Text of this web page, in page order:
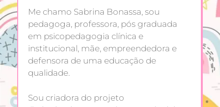
Me chamo Sabrina Bonassa, sou
pedagoga, professora, pós graduada
em psicopedagogia clínica e
institucional, mãe, empreendedora e
defensora de uma educação de
qualidade.
Sou criadora do projeto